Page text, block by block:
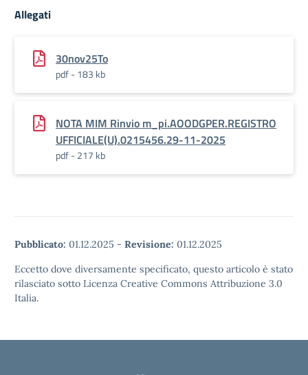
Allegati
30nov25To
pdf - 183 kb
NOTA MIM Rinvio m_pi.AOODGPER.REGISTRO
UFFICIALE(U).0215456.29-11-2025
pdf - 217 kb
Pubblicato: 01.12.2025 - Revisione: 01.12.2025
Eccetto dove diversamente specificato, questo articolo è stato
rilasciato sotto Licenza Creative Commons Attribuzione 3.0
Italia.